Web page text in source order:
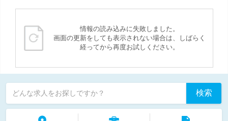
情報の読み込みに失敗しました。
画面の更新をしても表示されない場合は、しばらく
経ってから再度お試しください。
どんな求人をお探しですか？ 検索